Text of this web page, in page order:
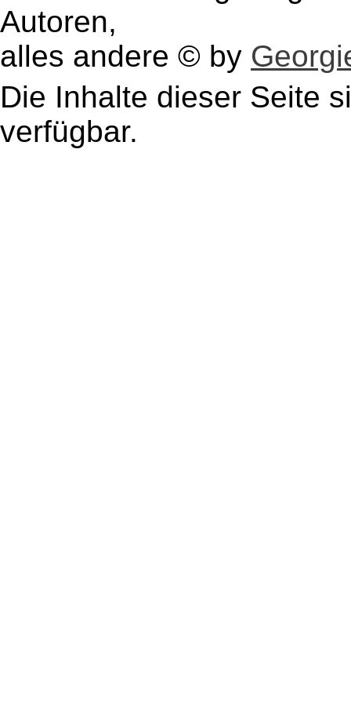
Autoren,
alles andere © by
Die Inhalte dieser Seite
verfügbar.